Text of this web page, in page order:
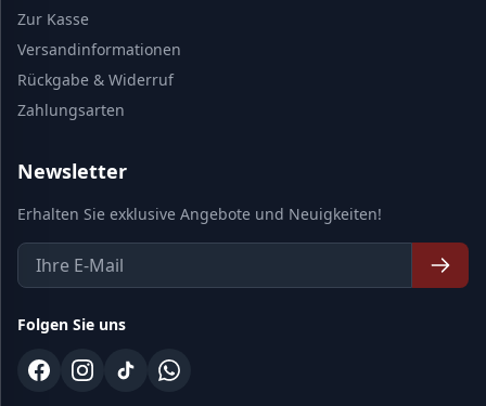
Zur Kasse
Versandinformationen
Rückgabe & Widerruf
Zahlungsarten
Newsletter
Erhalten Sie exklusive Angebote und Neuigkeiten!
Folgen Sie uns